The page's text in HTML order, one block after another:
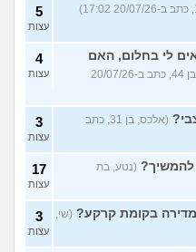
5
עצות
לי בחלום, האם
(אב עובד, בן 44, כתב ב-20/07/26
4
עצות
(אלכס, בן 31, כתב
3
עצות
להמשיך? (נטע, בת
17
עצות
מדירה בקומת קרקע? (שי,
3
עצות